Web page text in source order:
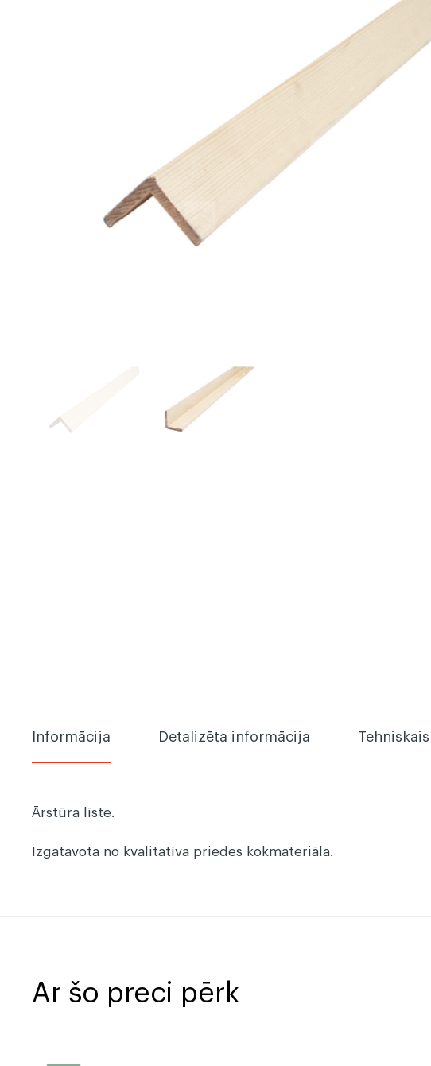
Zāģmateriāli
Žāvēts
Impregnēts
Informācija Detalizēta informācija
Ārstūra līste.
Izgatavota no kvalitatīva priedes kokmateriāla.
Ar šo preci pērk